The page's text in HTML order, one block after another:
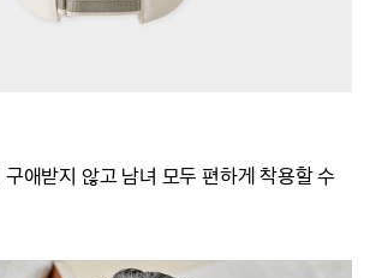
애받지 않고 남녀 모두 편하게 착용할 수